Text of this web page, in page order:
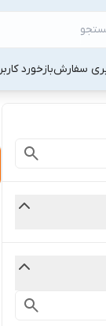
سفارشبازخورد